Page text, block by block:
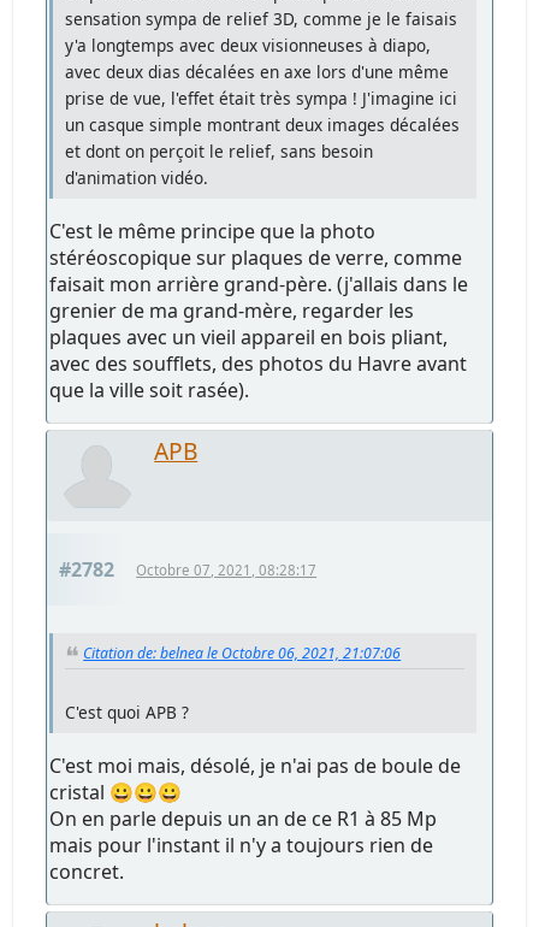
sensation sympa de relief 3D, comme je le faisais
y'a longtemps avec deux visionneuses à diapo,
avec deux dias décalées en axe lors d'une même
prise de vue, l'effet était très sympa ! J'imagine ici
un casque simple montrant deux images décalées
et dont on perçoit le relief, sans besoin
d'animation vidéo.
C'est le même principe que la photo
stéréoscopique sur plaques de verre, comme
faisait mon arrière grand-père. (j'allais dans le
grenier de ma grand-mère, regarder les
plaques avec un vieil appareil en bois pliant,
avec des soufflets, des photos du Havre avant
que la ville soit rasée).
APB
#2782 Octobre 07, 2021, 08:28:17
Citation de: belnea le Octobre 06, 2021, 21:07:06
C'est quoi APB ?
C'est moi mais, désolé, je n'ai pas de boule de
cristal 😀😀😀
On en parle depuis un an de ce R1 à 85 Mp
mais pour l'instant il n'y a toujours rien de
concret.